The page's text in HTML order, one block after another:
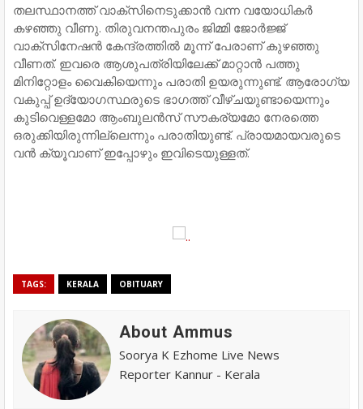
തലസ്ഥാനത്ത് വാക്സിനെടുക്കാൻ വന്ന വയോധികർ
കഴഞ്ഞു വീണു. തിരുവനന്തപുരം ജിമ്മി ജോർജ്ജ്
വാക്സിനേഷൻ കേന്ദ്രത്തിൽ മൂന്ന് പേരാണ് കുഴഞ്ഞു
വീണത്. ഇവരെ ആശുപത്രിയിലേക്ക് മാറ്റാൻ പത്തു
മിനിറ്റോളം വൈകിയെന്നും പരാതി ഉയരുന്നുണ്ട്. ആരോഗ്യ
വകുപ്പ് ഉദ്യോഗസ്ഥരുടെ ഭാഗത്ത് വീഴ്ചയുണ്ടായെന്നും
കുടിവെള്ളമോ ആംബുലൻസ് സൗകര്യമോ നേരത്തെ
ഒരുക്കിയിരുന്നില്ലെന്നും പരാതിയുണ്ട്. പ്രായമായവരുടെ
വൻ ക്യൂവാണ് ഇപ്പോഴും ഇവിടെയുള്ളത്.
TAGS: KERALA OBITUARY
About Ammus
Soorya K Ezhome Live News
Reporter Kannur - Kerala